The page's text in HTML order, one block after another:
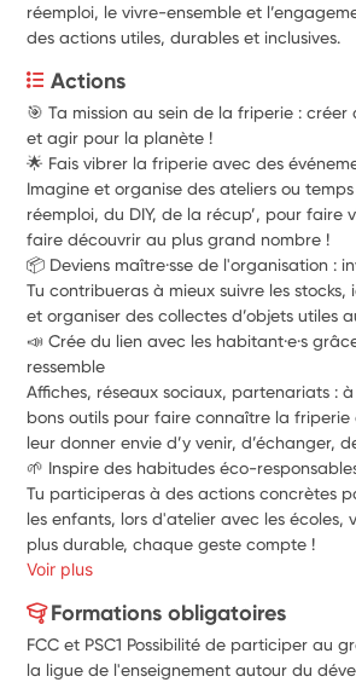
réemploi, le vivre-ensemble et
des actions utiles, durables et inclusives.
Actions
🎯 Ta mission au sein de la friperie : créer
et agir pour la planète !
🌟 Fais vibrer la friperie avec des
Imagine et organise des ateliers ou
réemploi, du DIY, de la récup’, pour faire
faire découvrir au plus grand nombre !
📦 Deviens maître·sse de l'organisation :
Tu contribueras à mieux suivre les stocks,
et organiser des collectes d’objets utiles
📣 Crée du lien avec les habitant·e·s
ressemble
Affiches, réseaux sociaux, partenariats :
bons outils pour faire connaître la
leur donner envie d’y venir, d’échanger,
🌱 Inspire des habitudes éco-
Tu participeras à des actions concrètes
les enfants, lors d'atelier avec les écoles,
plus durable, chaque geste compte !
Voir plus
Formations obligatoires
FCC et PSC1 Possibilité de participer au
la ligue de l'enseignement autour du